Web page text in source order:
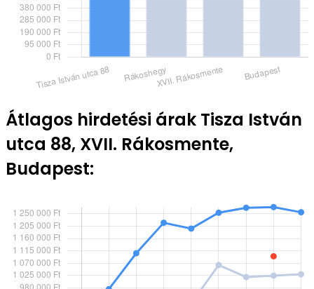
Átlagos hirdetési árak Tisza István
utca 88, XVII. Rákosmente,
Budapest: